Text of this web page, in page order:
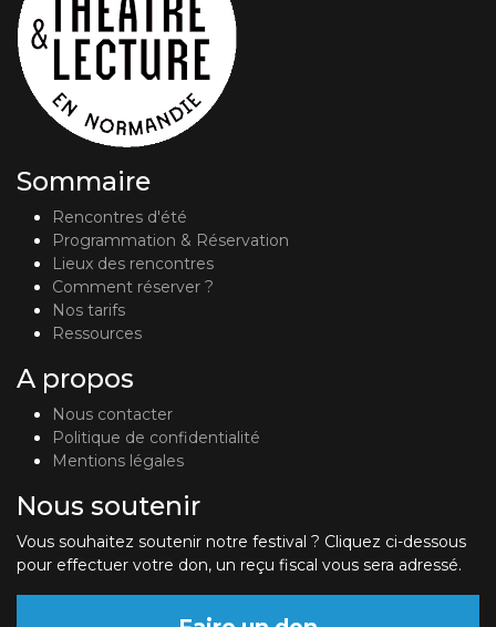
Sommaire
Rencontres d'été
Programmation & Réservation
Lieux des rencontres
Comment réserver ?
Nos tarifs
Ressources
A propos
Nous contacter
Politique de confidentialité
Mentions légales
Nous soutenir
Vous souhaitez soutenir notre festival ? Cliquez ci-dessous
pour effectuer votre don, un reçu fiscal vous sera adressé.